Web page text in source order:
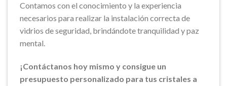
Contamos con el conocimiento y la experiencia
necesarios para realizar la instalación correcta de
vidrios de seguridad, brindándote tranquilidad y paz
mental.
¡Contáctanos hoy mismo y consigue un
presupuesto personalizado para tus cristales a